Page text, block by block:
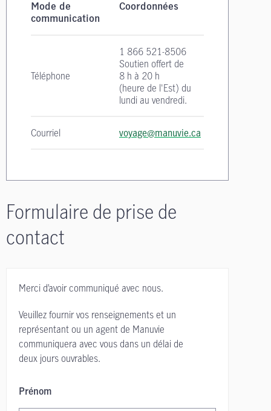
Mode de
communication
Coordonnées
Téléphone
1 866 521-8506
Soutien offert de
8 h à 20 h
(heure de l'Est) du
lundi au vendredi.
Courriel voyage@manuvie.ca
Formulaire de prise de
contact
Merci d’avoir communiqué avec nous.
Veuillez fournir vos renseignements et un
représentant ou un agent de Manuvie
communiquera avec vous dans un délai de
deux jours ouvrables.
Prénom